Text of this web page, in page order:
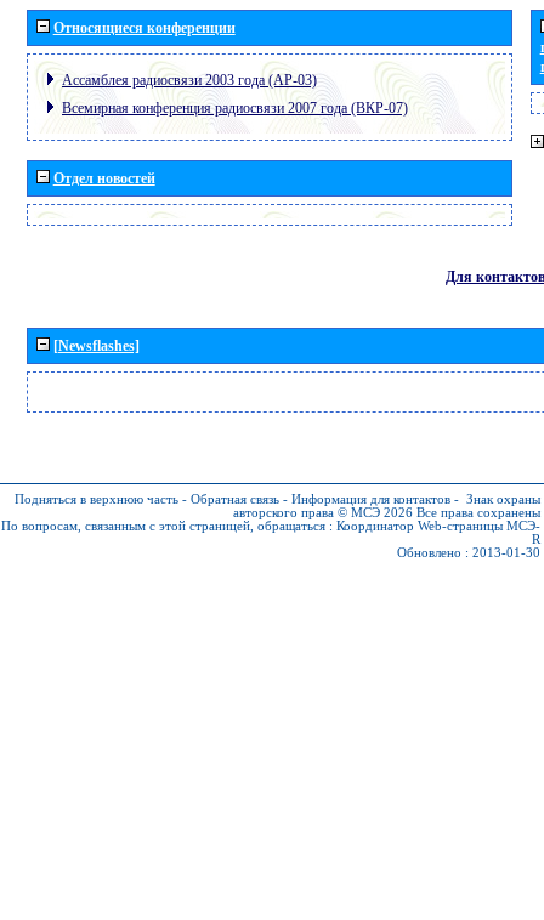
Относящиеся конференции
Ассамблея радиосвязи 2003 года (АР-03)
Всемирная конференция радиосвязи 2007 года (ВКР-07)
Отдел новостей
Для контактов
[Newsflashes]
Подняться в верхнюю часть - Обратная связь - Информация для контактов - Знак охраны
авторского права © МСЭ 2026 Все права сохранены
По вопросам, связанным с этой страницей, обращаться : Координатор Web-страницы МСЭ-
R
Обновлено : 2013-01-30